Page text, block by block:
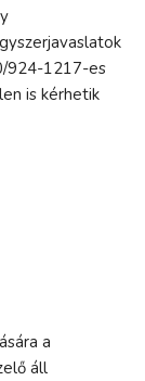
924-1217-es
is kérhetik
a
áll